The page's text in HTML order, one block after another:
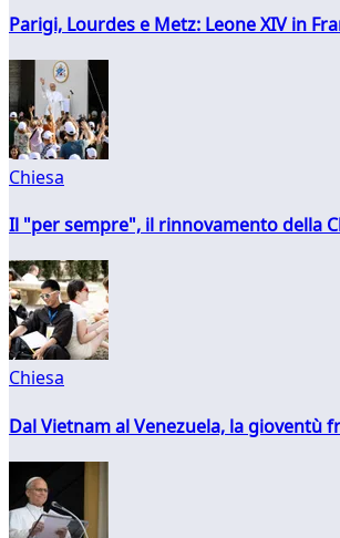
Parigi, Lourdes e Metz: Leone XIV in
Chiesa
Il "per sempre", il rinnovamento della
Chiesa
Dal Vietnam al Venezuela, la gioventù